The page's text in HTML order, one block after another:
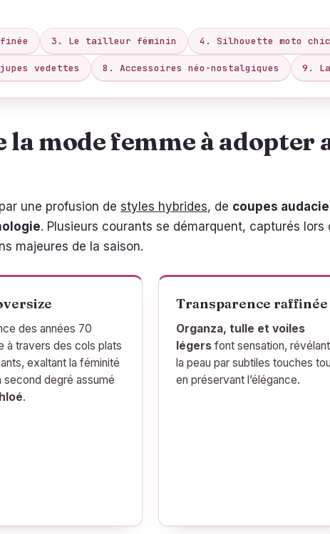
3. Le tailleur féminin 4. Silhouette moto chic
vedettes 8. Accessoires néo-nostalgiques 9. La
la mode femme à
une profusion de styles hybrides, de coupes
. Plusieurs courants se démarquent, capturés
majeures de la saison.
des années 70
à travers des cols plats
exaltant la féminité
second degré assumé
.
Transparence raffinée
Organza, tulle et voiles
légers font sensation, révélant
la peau par subtiles touches
en préservant l’élégance.